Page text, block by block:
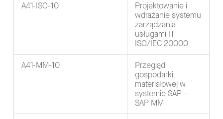
A41-ISO-10
Projektowanie i
wdrażanie systemu
zarządzania
usługami IT
ISO/IEC 20000
A41-MM-10
Przegląd
gospodarki
materiałowej w
systemie SAP –
SAP MM